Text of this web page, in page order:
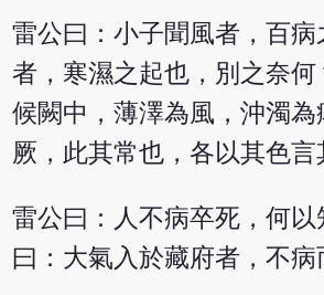
雷公曰：小子聞風者，百病
者，寒濕之起也，別之奈何
候闕中，薄澤為風，沖濁為
厥，此其常也，各以其色言
雷公曰：人不病卒死，何以
曰：大氣入於藏府者，不病